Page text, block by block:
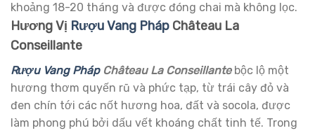
khoảng 18-20 tháng và được đóng chai mà không lọc.
Hương Vị Rượu Vang Pháp Château La
Conseillante
Rượu Vang PhápChâteau La Conseillantebộc lộ một
hương thơm quyến rũ và phức tạp, từ trái cây đỏ và
đen chín tới các nốt hương hoa, đất và socola, được
làm phong phú bởi dấu vết khoáng chất tinh tế. Trong